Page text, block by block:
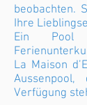
beobachten.
Ihre
Ein
La Maison
Verfügung